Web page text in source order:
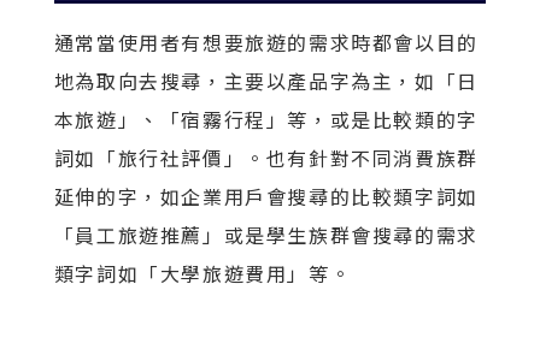
通常當使用者有想要旅遊的需求時都會以目的
地為取向去搜尋，主要以產品字為主，如「日
本旅遊」、「宿霧行程」等，或是比較類的字
詞如「旅行社評價」。也有針對不同消費族群
延伸的字，如企業用戶會搜尋的比較類字詞如
「員工旅遊推薦」或是學生族群會搜尋的需求
類字詞如「大學旅遊費用」等。